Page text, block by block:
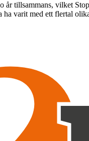
tillsammans, vilket
ha varit med ett flertal